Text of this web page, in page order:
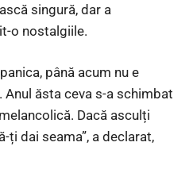
singură, dar a
o nostalgiile.
până acum nu e
Anul ăsta ceva s-a schimbat
Dacă asculți
ți dai seama”, a declarat,